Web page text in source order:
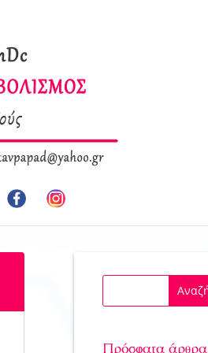
Πρόσφατα άρθρα